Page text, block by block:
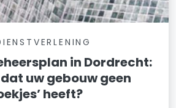
in Dordrecht:
uw gebouw geen
heeft?